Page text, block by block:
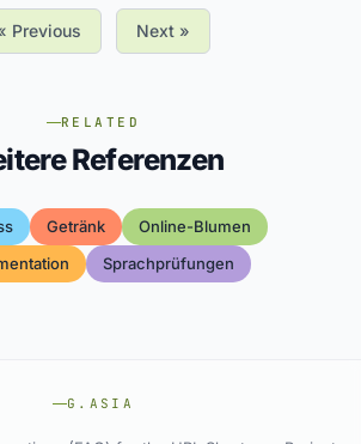
Previous Next »
RELATED
Referenzen
Getränk
Online-Blumen
Sprachprüfungen
G.ASIA